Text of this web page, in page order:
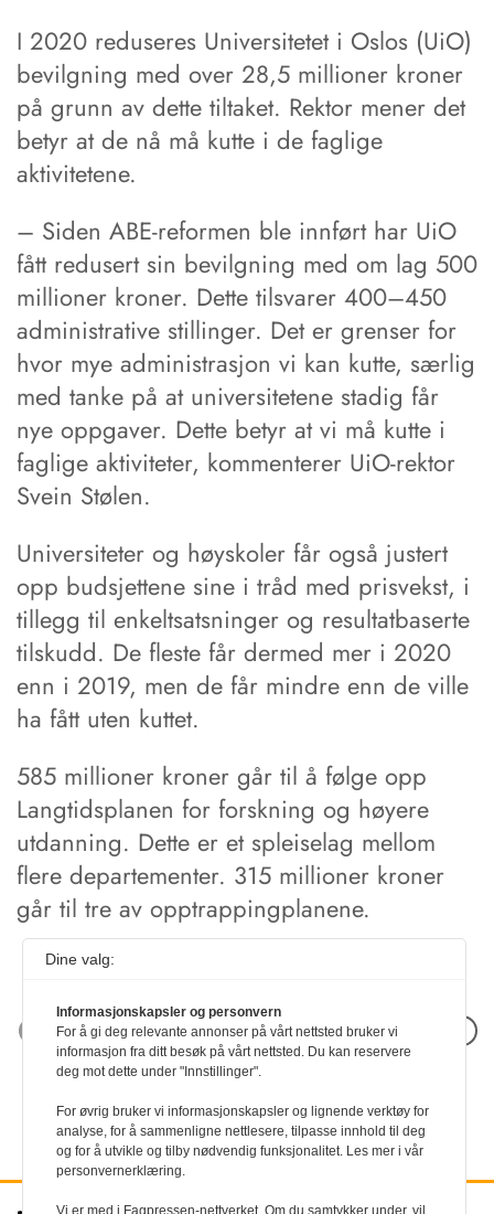
I 2020 reduseres Universitetet i Oslos (UiO)
bevilgning med over 28,5 millioner kroner
på grunn av dette tiltaket. Rektor mener det
betyr at de nå må kutte i de faglige
aktivitetene.
– Siden ABE-reformen ble innført har UiO
fått redusert sin bevilgning med om lag 500
millioner kroner. Dette tilsvarer 400–450
administrative stillinger. Det er grenser for
hvor mye administrasjon vi kan kutte, særlig
med tanke på at universitetene stadig får
nye oppgaver. Dette betyr at vi må kutte i
faglige aktiviteter, kommenterer UiO-rektor
Svein Stølen.
Universiteter og høyskoler får også justert
opp budsjettene sine i tråd med prisvekst, i
tillegg til enkeltsatsninger og resultatbaserte
tilskudd. De fleste får dermed mer i 2020
enn i 2019, men de får mindre enn de ville
ha fått uten kuttet.
585 millioner kroner går til å følge opp
Langtidsplanen for forskning og høyere
utdanning. Dette er et spleiselag mellom
flere departementer. 315 millioner kroner
går til tre av opptrappingplanene.
Neste artikkel
Dine valg:
Informasjonskapsler og personvern
For å gi deg relevante annonser på vårt nettsted bruker vi
informasjon fra ditt besøk på vårt nettsted. Du kan reservere
deg mot dette under "Innstillinger".
For øvrig bruker vi informasjonskapsler og lignende verktøy for
analyse, for å sammenligne nettlesere, tilpasse innhold til deg
og for å utvikle og tilby nødvendig funksjonalitet. Les mer i vår
personvernerklæring.
Vi er med i Fagpressen-nettverket. Om du samtykker under, vil